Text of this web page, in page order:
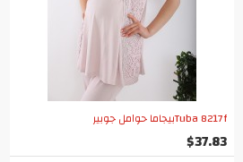
Tuba 8217fبيجاما حوامل جوبير
$37.83